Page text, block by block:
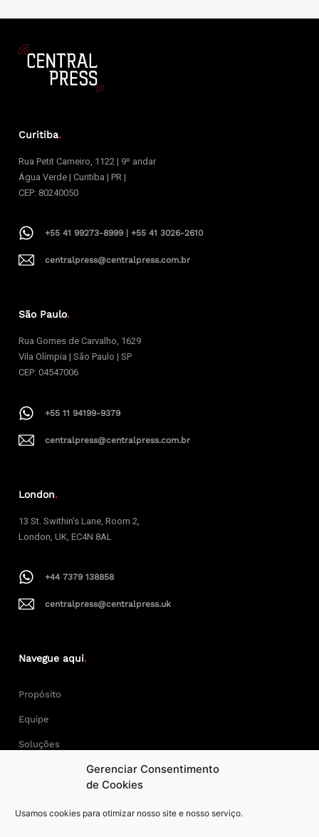
Gerenciar Consentimento
de Cookies
Usamos cookies para otimizar nosso site e nosso serviço.
Curitiba.
Rua Petit Carneiro, 1122 | 9º andar
Água Verde | Curitiba | PR |
CEP: 80240050
+55 41 99273-8999 | +55 41 3026-2610
centralpress@centralpress.com.br
São Paulo.
Rua Gomes de Carvalho, 1629
Vila Olímpia | São Paulo | SP
CEP: 04547006
+55 11 94199-9379
centralpress@centralpress.com.br
London.
13 St. Swithin’s Lane, Room 2,
London, UK, EC4N 8AL
+44 7379 138858
centralpress@centralpress.uk
Navegue aqui.
Propósito
Equipe
Soluções